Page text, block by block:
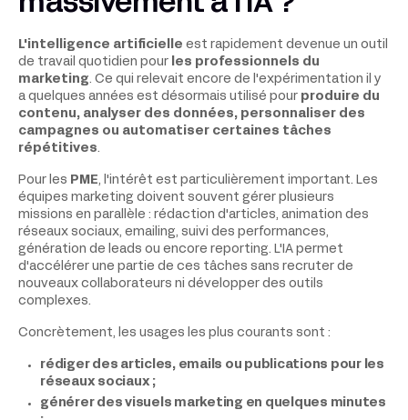
L'intelligence artificielle est rapidement devenue un outil
de travail quotidien pour
les professionnels du
marketing. Ce qui relevait encore de l'expérimentation il y
a quelques années est désormais utilisé pour produire du
contenu, analyser des données, personnaliser des
campagnes ou automatiser certaines tâches
répétitives.
Pour les PME, l'intérêt est particulièrement important. Les
équipes marketing doivent souvent gérer plusieurs
missions en parallèle : rédaction d'articles, animation des
réseaux sociaux, emailing, suivi des performances,
génération de leads ou encore reporting. L'IA permet
d'accélérer une partie de ces tâches sans recruter de
nouveaux collaborateurs ni développer des outils
complexes.
Concrètement, les usages les plus courants sont :
rédiger des articles, emails ou publications pour les
réseaux sociaux ;
générer des visuels marketing en quelques minutes